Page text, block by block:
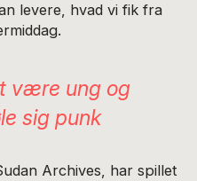
levere, hvad vi fik fra
være ung og
sig punk
Archives, har spillet